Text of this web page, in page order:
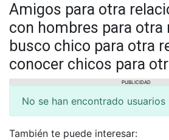
Amigos para otra
con hombres para otra
busco chico para otra
conocer chicos para
PUBLICIDAD
No se han encontrado usuarios
También te puede interesar: